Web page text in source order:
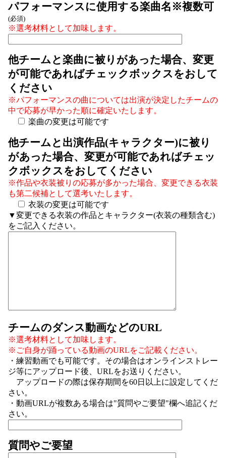
パフォーマンスに使用する楽曲名※複数可
(必須)
※選考材料として加味します。
他チームと楽曲に被りがあった場合、変更
が可能であればチェックボックスをおして
ください
※パフォーマンスの曲については出演が決定したチームの
中で応募が早かった順に確定いたします。
楽曲の変更は可能です
他チームと出演作品(キャラクター)に被り
があった場合、変更が可能であればチェッ
クボックスをおしてください
※作品や衣装被りの応募が多かった場合、変更できる衣装
も第二候補として選考いたします。
衣装の変更は可能です
▼変更できる衣装の作品とキャラクター(衣装の種類含む)
をご記入ください。
チームのダンス動画などのURL
※選考材料として加味します。
※ご自身が踊っている動画のURLをご記載ください。
・練習動画でも可能です。その場合はオンラインストレー
ジ等にアップロード後、URLをお送りください。
アップロードの際は保存期間を60日以上に設定してくだ
さい。
・動画URLが複数ある場合は"質問やご要望"欄へ追記くだ
さい。
質問やご要望